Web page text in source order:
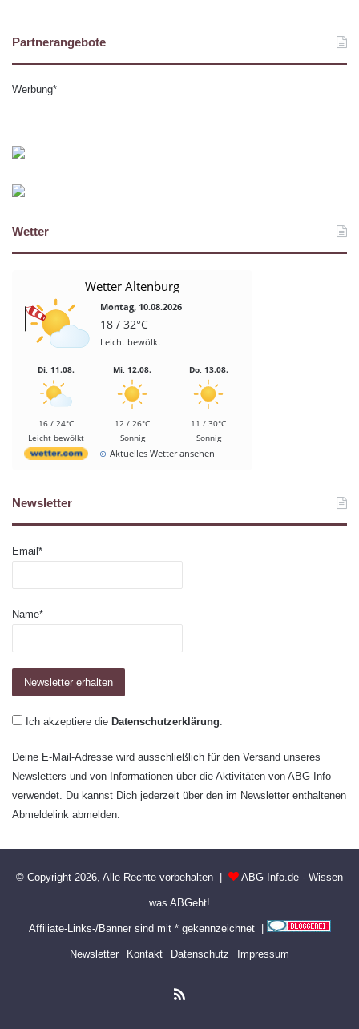
Partnerangebote
Werbung*
Wetter
Wetter Altenburg
Montag, 10.08.2026
18 / 32°C
Leicht bewölkt
Di, 11.08.
16 / 24°C
Leicht bewölkt
Mi, 12.08.
12 / 26°C
Sonnig
Do, 13.08.
11 / 30°C
Sonnig
Aktuelles Wetter ansehen
Newsletter
Email*
Name*
Ich akzeptiere die Datenschutzerklärung
Deine E-Mail-Adresse wird ausschließlich für den Versand unseres
Newsletters und von Informationen über die Aktivitäten von ABG-Info
verwendet. Du kannst Dich jederzeit über den im Newsletter enthaltenen
Abmeldelink abmelden.
© Copyright 2026, Alle Rechte vorbehalten | ABG-Info.de - Wissen
was ABGeht!
Affiliate-Links-/Banner sind mit * gekennzeichnet |
Newsletter Kontakt Datenschutz Impressum